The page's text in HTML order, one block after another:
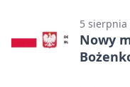
5 sierpnia
Nowy